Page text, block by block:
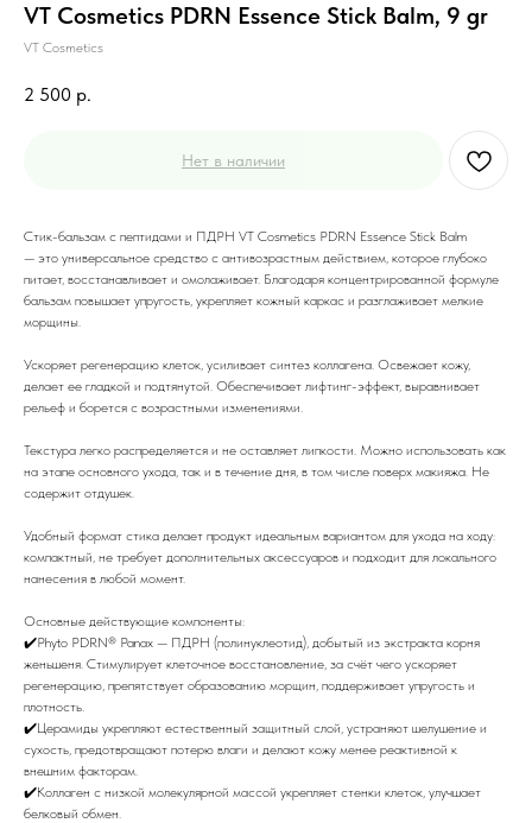
VT Cosmetics PDRN Essence Stick Balm, 9 gr
VT Cosmetics
2 500 р.
Нет в наличии
Стик-бальзам с пептидами и ПДРН VT Cosmetics PDRN Essence Stick Balm
— это универсальное средство с антивозрастным действием, которое глубоко
питает, восстанавливает и омолаживает. Благодаря концентрированной формуле
бальзам повышает упругость, укрепляет кожный каркас и разглаживает мелкие
морщины.
Ускоряет регенерацию клеток, усиливает синтез коллагена. Освежает кожу,
делает ее гладкой и подтянутой. Обеспечивает лифтинг-эффект, выравнивает
рельеф и борется с возрастными изменениями.
Текстура легко распределяется и не оставляет липкости. Можно использовать как
на этапе основного ухода, так и в течение дня, в том числе поверх макияжа. Не
содержит отдушек.
Удобный формат стика делает продукт идеальным вариантом для ухода на ходу:
компактный, не требует дополнительных аксессуаров и подходит для локального
нанесения в любой момент.
Основные действующие компоненты:
✔️Phyto PDRN® Panax — ПДРН (полинуклеотид), добытый из экстракта корня
женьшеня. Стимулирует клеточное восстановление, за счёт чего ускоряет
регенерацию, препятствует образованию морщин, поддерживает упругость и
плотность.
✔️Церамиды укрепляют естественный защитный слой, устраняют шелушение и
сухость, предотвращают потерю влаги и делают кожу менее реактивной к
внешним факторам.
✔️Коллаген с низкой молекулярной массой укрепляет стенки клеток, улучшает
белковый обмен.